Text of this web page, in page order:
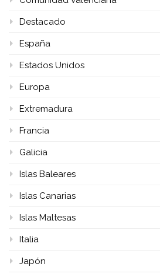
Destacado
España
Estados Unidos
Europa
Extremadura
Francia
Galicia
Islas Baleares
Islas Canarias
Islas Maltesas
Italia
Japón